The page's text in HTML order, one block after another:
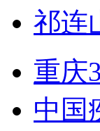
祁连
重庆
中国